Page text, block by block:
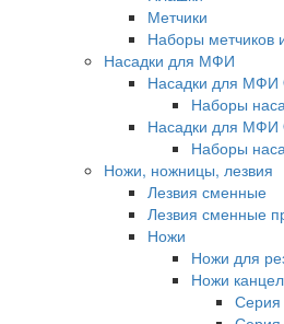
Метчики
Наборы метчиков
Насадки для МФИ
Насадки для МФИ
Наборы
Насадки для МФИ
Наборы
Ножи, ножницы, лезвия
Лезвия сменные
Лезвия сменные
Ножи
Ножи для
Ножи
Серия